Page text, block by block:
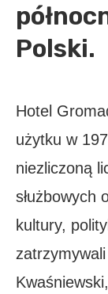
Polski.
Hotel
użytku w
niezliczoną
służbowych
kultury,